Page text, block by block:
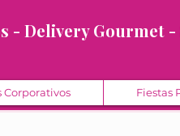
- Delivery Gourmet
Corporativos Fiestas